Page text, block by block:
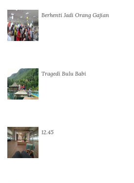
Berhenti Jadi Orang Gajian
Tragedi Bulu Babi
12.45